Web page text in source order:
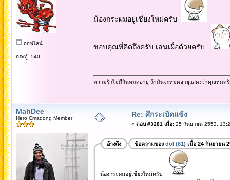
ออฟไลน์
กระทู้: 540
น้องกระผมอยู่เชียงใหม่ครับ
ขอบคุณที่คิดถึงครับ เล่นเผื่อด้วยครับ
ความรักไม่มีวันหมดอายุ ถ้ามันจะหมดอายุแสดงว่าคุณหมดรั
MahDee
Hero Cmadong Member Re: ศึกระเบิดแข้ง
« ตอบ #3281 เมื่อ:25 กันยายน 2553,
อ้างถึง ข้อความของ dol (81) เมื่อ 24 กันยายน
น้องกระผมอยู่เชียงใหม่ครับ